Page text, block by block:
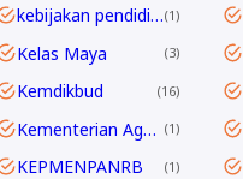
kebijakan pendidikan 2025 1
Kelas Maya 3
Kemdikbud 16
Kementerian Agama 1
KEPMENPANRB 1